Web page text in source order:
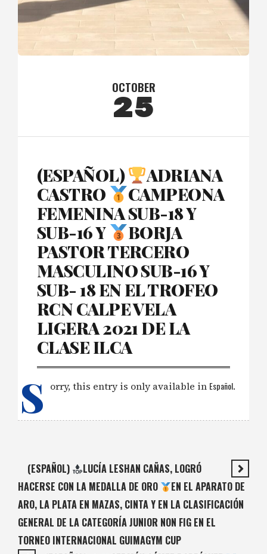
OCTOBER
25
(ESPAÑOL)
ADRIANA
CASTRO
CAMPEONA
FEMENINA SUB-18 Y
SUB-16 Y
BORJA
PASTOR TERCERO
MASCULINO SUB-16 Y
SUB- 18 EN EL TROFEO
RCN CALPE VELA
LIGERA 2021 DE LA
CLASE ILCA
S orry, this entry is only available in Español.
(ESPAÑOL)
LUCÍA LESHAN CAÑAS, LOGRÓ
HACERSE CON LA MEDALLA DE ORO
EN EL APARATO DE
ARO, LA PLATA EN MAZAS, CINTA Y EN LA CLASIFICACIÓN
GENERAL DE LA CATEGORÍA JUNIOR NON FIG EN EL
TORNEO INTERNACIONAL GUIMAGYM CUP